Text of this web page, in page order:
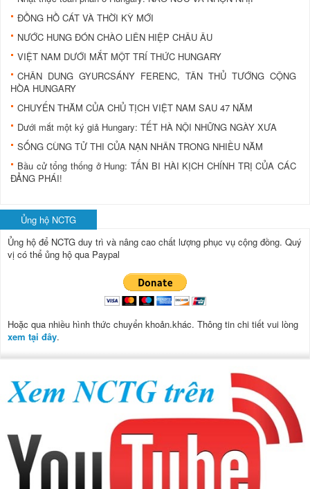
ĐỒNG HỒ CÁT VÀ THỜI KỲ MỚI
NƯỚC HUNG ĐÓN CHÀO LIÊN HIỆP CHÂU ÂU
VIỆT NAM DƯỚI MẮT MỘT TRÍ THỨC HUNGARY
CHÂN DUNG GYURCSÁNY FERENC, TÂN THỦ TƯỚNG CỘNG
HÒA HUNGARY
CHUYẾN THĂM CỦA CHỦ TỊCH VIỆT NAM SAU 47 NĂM
Dưới mắt một ký giả Hungary: TẾT HÀ NỘI NHỮNG NGÀY XƯA
SỐNG CÙNG TỬ THI CỦA NẠN NHÂN TRONG NHIỀU NĂM
Bầu cử tổng thống ở Hung: TẤN BI HÀI KỊCH CHÍNH TRỊ CỦA CÁC
ĐẢNG PHÁI!
Ủng hộ NCTG
Ủng hộ để NCTG duy trì và nâng cao chất lượng phục vụ cộng đồng. Quý
vị có thể ủng hộ qua Paypal
Hoặc qua nhiều hình thức chuyển khoản.khác. Thông tin chi tiết vui lòng
xem tại đây.